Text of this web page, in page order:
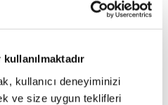
kullanıcı deneyiminizi
ve size uygun teklifleri